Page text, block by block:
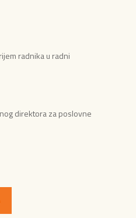
radnika u radni
direktora za poslovne